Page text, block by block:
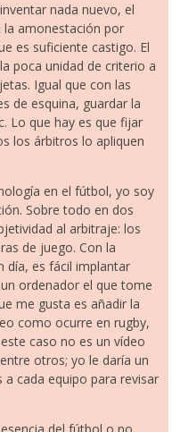
nada nuevo, el
amonestación por
es suficiente castigo. El
poca unidad de criterio a
Igual que con las
de esquina, guardar la
Lo que hay es que fijar
los árbitros lo apliquen
en el fútbol, yo soy
Sobre todo en dos
al arbitraje: los
de juego. Con la
día, es fácil implantar
ordenador el que tome
me gusta es añadir la
como ocurre en rugby,
caso no es un vídeo
otros; yo le daría un
cada equipo para revisar